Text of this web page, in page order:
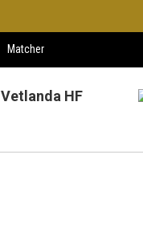
Matcher
Vetlanda HF